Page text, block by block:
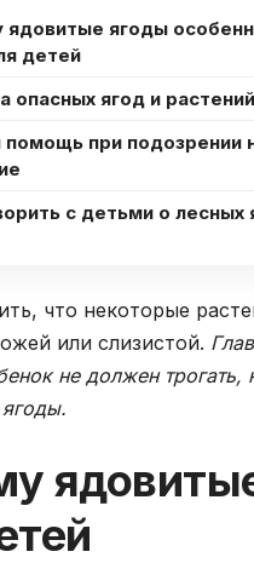
ядовитые ягоды
детей
опасных ягод и растений
помощь при подозрении
с детьми о лесных
что некоторые
или слизистой.
не должен